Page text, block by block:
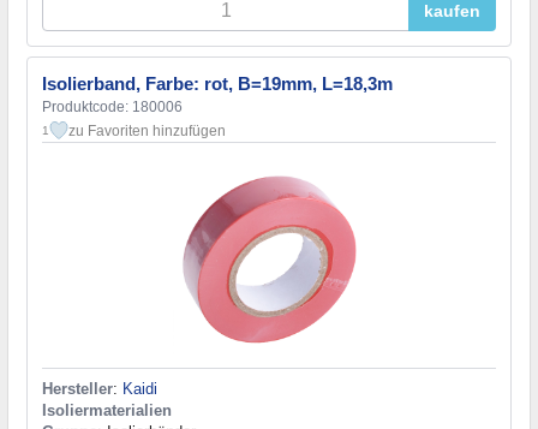
kaufen
Isolierband, Farbe: rot, B=19mm, L=18,3m
Produktcode: 180006
1 zu Favoriten hinzufügen
Hersteller: Kaidi
Isoliermaterialien